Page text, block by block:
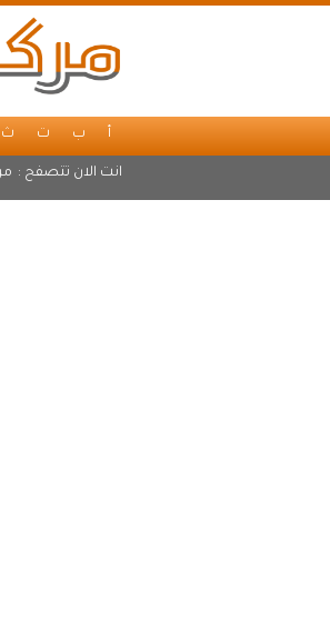
أ ب ت ث
انت الان تتصفح :